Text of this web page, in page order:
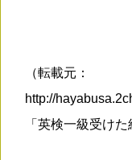
（転載元：
http://
「英検一級受け